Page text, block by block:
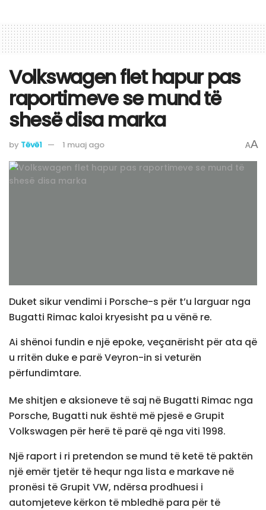
Volkswagen flet hapur pas
raportimeve se mund të
shesë disa marka
by Tëvë1 1 muaj ago AA
Duket sikur vendimi i Porsche-s për t’u larguar nga
Bugatti Rimac kaloi kryesisht pa u vënë re.
Ai shënoi fundin e një epoke, veçanërisht për ata që
u rritën duke e parë Veyron-in si veturën
përfundimtare.
Me shitjen e aksioneve të saj në Bugatti Rimac nga
Porsche, Bugatti nuk është më pjesë e Grupit
Volkswagen për herë të parë që nga viti 1998.
Një raport i ri pretendon se mund të ketë të paktën
një emër tjetër të hequr nga lista e markave në
pronësi të Grupit VW, ndërsa prodhuesi i
automjeteve kërkon të mbledhë para për të